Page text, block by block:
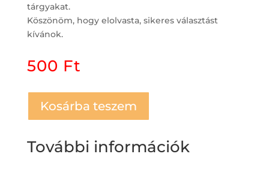
tárgyakat.
Köszönöm, hogy elolvasta, sikeres választást
kívánok.
500 Ft
Kosárba teszem
További információk